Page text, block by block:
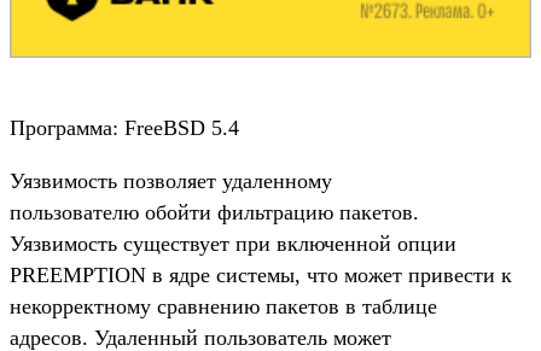
Программа: FreeBSD 5.4
Уязвимость позволяет удаленному
пользователю обойти фильтрацию пакетов.
Уязвимость существует при включенной опции
PREEMPTION в ядре системы, что может привести к
некорректному сравнению пакетов в таблице
адресов. Удаленный пользователь может